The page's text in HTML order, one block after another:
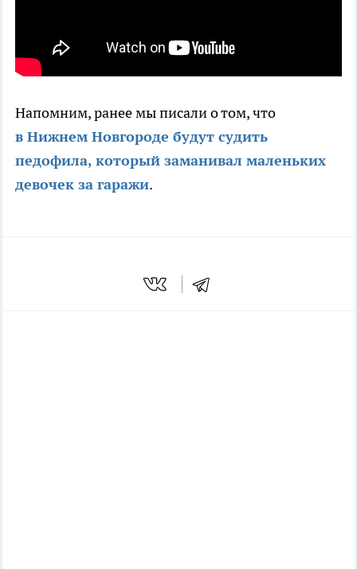
Напомним, ранее мы писали о том, что
в Нижнем Новгороде будут судить
педофила, который заманивал маленьких
девочек за гаражи.